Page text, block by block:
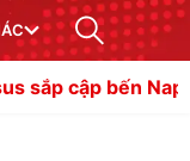
Napoli Báo